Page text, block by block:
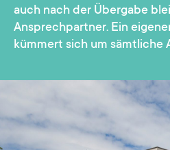
auch nach der Übergabe
Ansprechpartner. Ein
kümmert sich um sämtliche